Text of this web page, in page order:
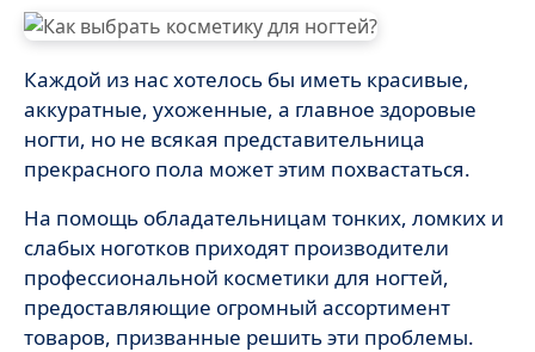
Каждой из нас хотелось бы иметь красивые,
аккуратные, ухоженные, а главное здоровые
ногти, но не всякая представительница
прекрасного пола может этим похвастаться.
На помощь обладательницам тонких, ломких и
слабых ноготков приходят производители
профессиональной косметики для ногтей,
предоставляющие огромный ассортимент
товаров, призванные решить эти проблемы.